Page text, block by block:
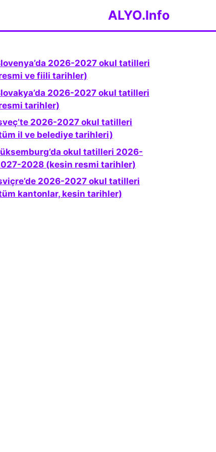
ALYO.Info
ve fiili tarihler)
tarihler)
il ve belediye tarihleri)
2028 (kesin resmi tarihler)
kantonlar, kesin tarihler)